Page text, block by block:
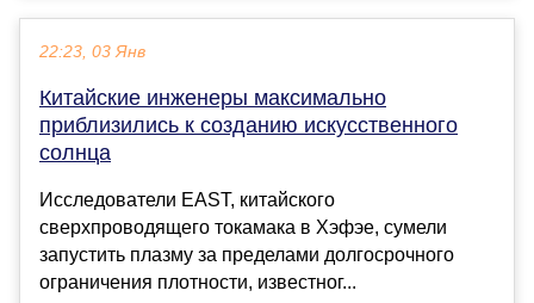
22:23, 03 Янв
Китайские инженеры максимально
приблизились к созданию искусственного
солнца
Исследователи EAST, китайского
сверхпроводящего токамака в Хэфэе, сумели
запустить плазму за пределами долгосрочного
ограничения плотности, известног...